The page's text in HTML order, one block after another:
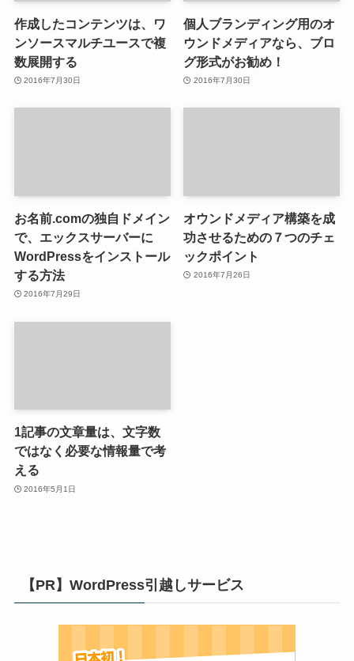
作成したコンテンツは、ワ
ンソースマルチユースで複
数展開する
2016年7月30日
個人ブランディング用のオ
ウンドメディアなら、ブロ
グ形式がお勧め！
2016年7月30日
お名前.comの独自ドメイン
で、エックスサーバーに
WordPressをインストール
する方法
2016年7月29日
オウンドメディア構築を成
功させるための７つのチェ
ックポイント
2016年7月26日
1記事の文章量は、文字数
ではなく必要な情報量で考
える
2016年5月1日
【PR】WordPress引越しサービス